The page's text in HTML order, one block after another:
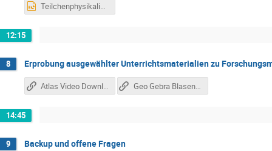
Teilchenphysikalische_Forschungsmethoden_II.pptx
12:15
8 Erprobung ausgewählter Unterrichtsmaterialien zu
Atlas Video Download Geo Gebra Blasenkammer Aufgaben
14:45
9 Backup und offene Fragen